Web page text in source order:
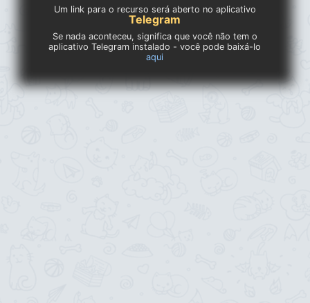
Um link para o recurso será aberto no aplicativo
Telegram
Se nada aconteceu, significa que você não tem o
aplicativo Telegram instalado - você pode baixá-lo
aqui